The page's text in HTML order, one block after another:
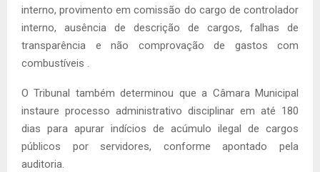
interno, provimento em comissão do cargo de controlador
interno, ausência de descrição de cargos, falhas de
transparência e não comprovação de gastos com
combustíveis .
O Tribunal também determinou que a Câmara Municipal
instaure processo administrativo disciplinar em até 180
dias para apurar indícios de acúmulo ilegal de cargos
públicos por servidores, conforme apontado pela
auditoria.